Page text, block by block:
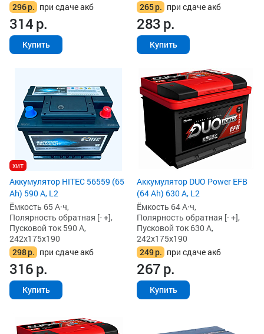
296р. при сдаче акб
314р.
Купить
265р. при сдаче акб
283р.
Купить
хит
Аккумулятор HITEC 56559 (65
Ah) 590 А, L2
Ёмкость 65 А·ч,
Полярность обратная [- +],
Пусковой ток 590 А,
242x175x190
298р. при сдаче акб
316р.
Купить
Аккумулятор DUO Power EFB
(64 Ah) 630 А, L2
Ёмкость 64 А·ч,
Полярность обратная [- +],
Пусковой ток 630 А,
242x175x190
249р. при сдаче акб
267р.
Купить